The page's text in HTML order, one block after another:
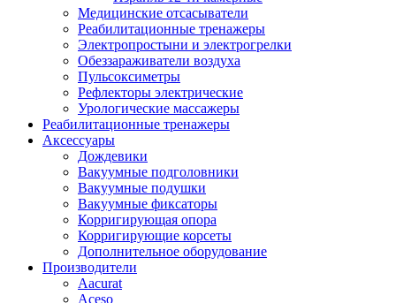
Медицинские отсасыватели
Реабилитационные тренажеры
Электропростыни и электрогрелки
Обеззараживатели воздуха
Пульсоксиметры
Рефлекторы электрические
Урологические массажеры
Реабилитационные тренажеры
Аксессуары
Дождевики
Вакуумные подголовники
Вакуумные подушки
Вакуумные фиксаторы
Корригирующая опора
Корригирующие корсеты
Дополнительное оборудование
Производители
Aacurat
Aceso